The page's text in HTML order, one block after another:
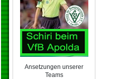
Ansetzungen unserer
Teams